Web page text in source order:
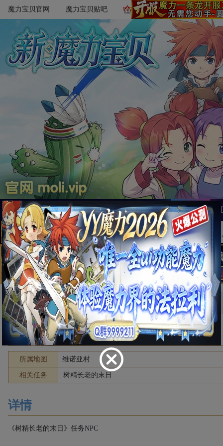
魔力宝贝官网 魔力宝贝贴吧
首页 萌新必读 文章攻略 游戏数据 魔易所
首页 NPC列表 详情
佣兵艾里克[ 数据有误？点我修改 ]
所属地图 维诺亚村
相关任务 树精长老的末日
详情
《树精长老的末日 》任务NPC